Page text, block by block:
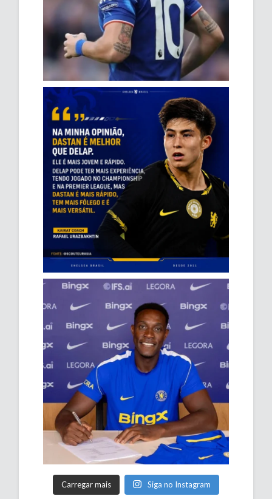
Carregar mais Siga no Instagram